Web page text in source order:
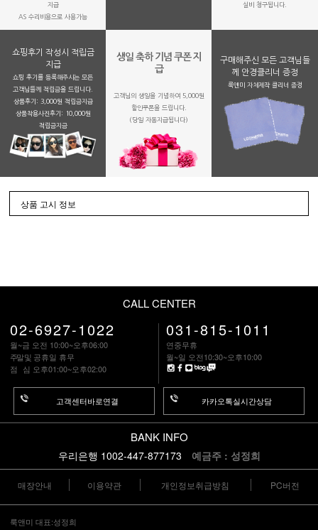
지급
AS 수리비용으로 사용가능
실비 청구됩니다.
쇼핑후기 작성시 적립금
지급
쇼핑 후기를 등록해주시는 모든
고객님들께 적립금을 드립니다.
상품후기: 3,000원 적립금지급
상품착용사진후기: 10,000원
적립금지금
생일 축하 기념 쿠폰 지
급
고객님의 생일을 기념하여 5,000원
할인쿠폰을 드립니다.
(당일 자동지급됩니다)
구매해주신 모든 고객님들
께 안경클리너 증정
룩앤미 자체제작 클리너 증정
상품 고시 정보
CALL CENTER
02-6927-1022
월~금 오전 10:00~오후06:00
주말및 공휴일 휴무
점 심 오후01:00~오후02:00
고객센터바로연결
031-815-1011
연중무휴
월~일 오전10:30~오후10:00
카카오톡실시간상담
BANK INFO
우리은행 1002-447-877173 예금주 : 성정희
매장안내 이용약관 개인정보취급방침 PC버전
룩앤미 대표:성정희